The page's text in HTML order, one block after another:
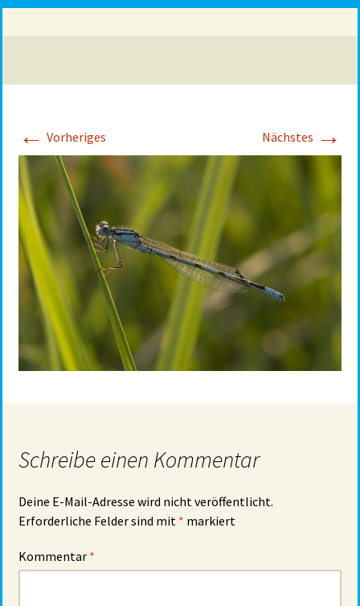
← Vorheriges Nächstes →
Schreibe einen Kommentar
Deine E-Mail-Adresse wird nicht veröffentlicht.
Erforderliche Felder sind mit * markiert
Kommentar *